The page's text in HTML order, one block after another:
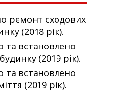
та встановлено
(2019 рік).
ремонт сходових
(2018 рік).
та встановлено
(2019 рік).